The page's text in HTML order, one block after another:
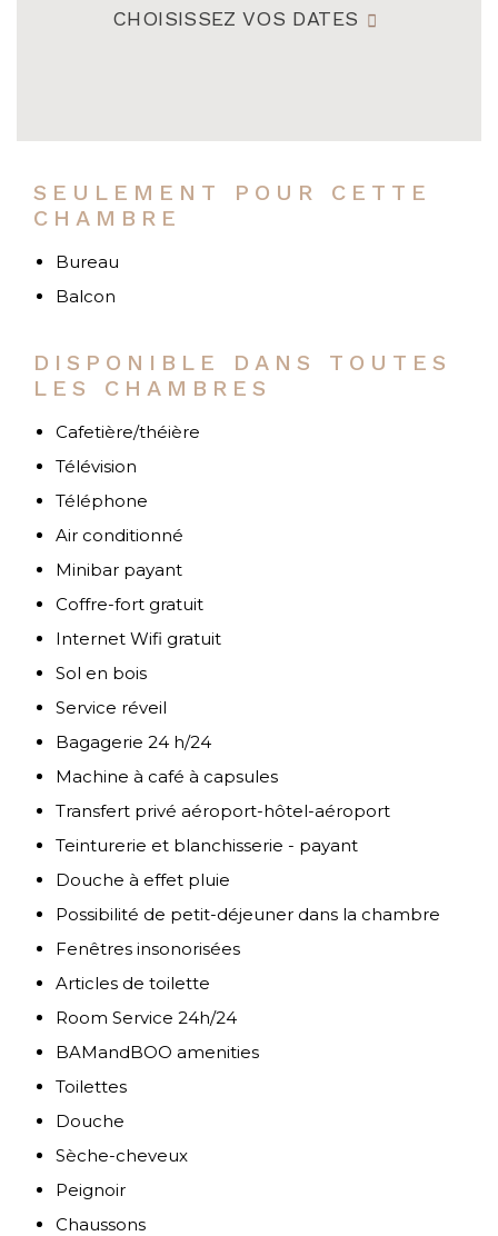
CHOISISSEZ VOS DATES
SEULEMENT POUR CETTE
CHAMBRE
Bureau
Balcon
DISPONIBLE DANS TOUTES
LES CHAMBRES
Cafetière/théière
Télévision
Téléphone
Air conditionné
Minibar payant
Coffre-fort gratuit
Internet Wifi gratuit
Sol en bois
Service réveil
Bagagerie 24 h/24
Machine à café à capsules
Transfert privé aéroport-hôtel-aéroport
Teinturerie et blanchisserie - payant
Douche à effet pluie
Possibilité de petit-déjeuner dans la chambre
Fenêtres insonorisées
Articles de toilette
Room Service 24h/24
BAMandBOO amenities
Toilettes
Douche
Sèche-cheveux
Peignoir
Chaussons